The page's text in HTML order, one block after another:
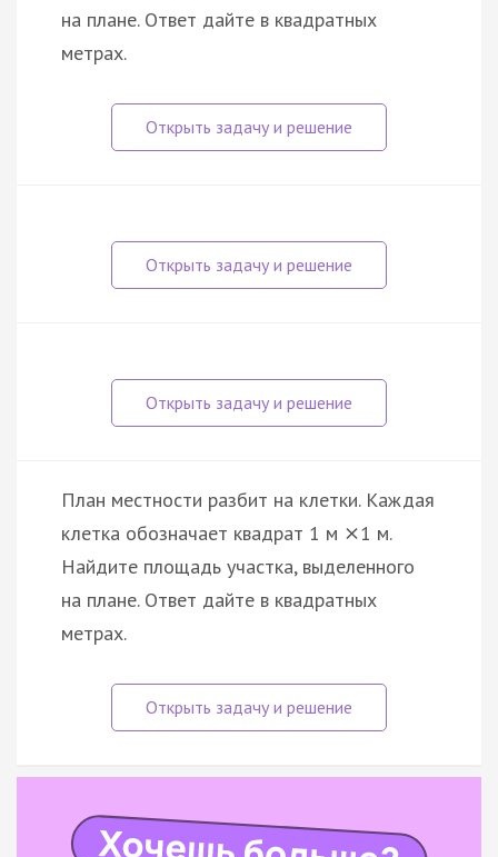
на плане. Ответ дайте в квадратных
метрах.
План местности разбит на клетки. Каждая
клетка обозначает квадрат 1 м ×1 м.
Найдите площадь участка, выделенного
на плане. Ответ дайте в квадратных
метрах.